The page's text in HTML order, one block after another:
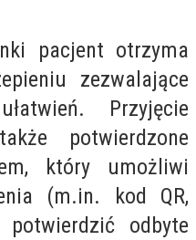
pacjent otrzyma
zezwalające
Przyjęcie
potwierdzone
który umożliwi
(m.in. kod QR,
odbyte